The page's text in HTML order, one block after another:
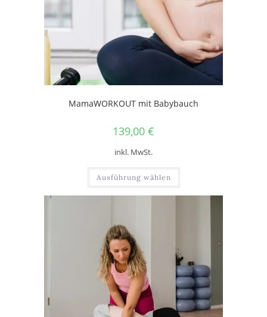
MamaWORKOUT mit Babybauch
139,00 €
inkl. MwSt.
Ausführung wählen